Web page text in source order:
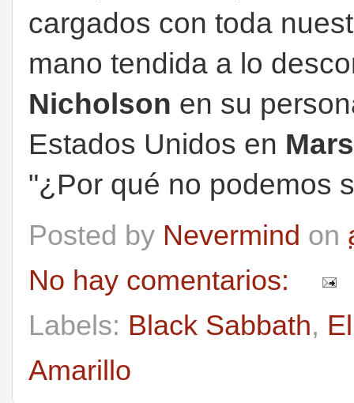
cargados con toda
mano tendida a lo
Nicholson en su
Estados Unidos en
"¿Por qué no podemos
Posted by Nevermind on
No hay comentarios:
Labels: Black Sabbath,
Amarillo